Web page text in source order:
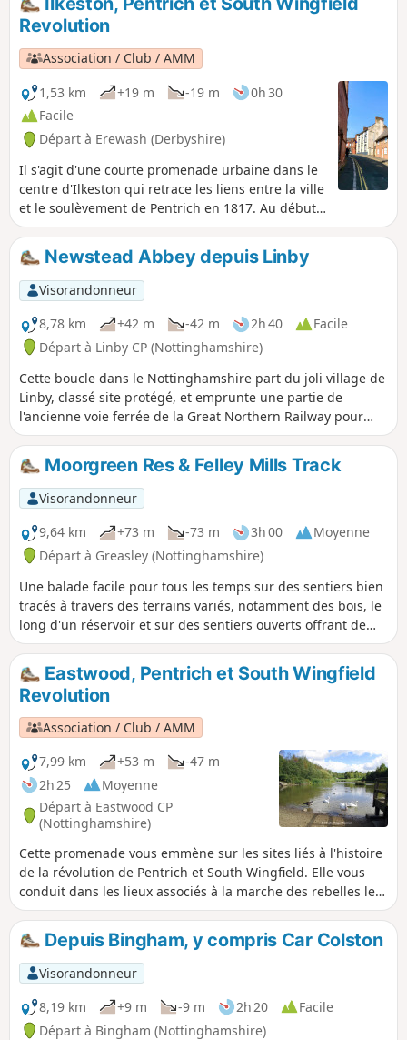
Nottingham Road depuis Eastwood. Cette
promenade vous emmène sur les lieux liés à
ces événements et suit le parcours de la
dernière partie de leur marche.Il s'agit de la
promenade n° 13 des promenades de la
révolution de Pentrich.
Revolution
Association / Club / AMM
1,53 km
+19 m -19 m
0h 30
Facile
Départ à Erewash (Derbyshire)
Il s'agit d'une courte promenade urbaine dans le
centre d'Ilkeston qui retrace les liens entre la ville
et le soulèvement de Pentrich en 1817. Au début
des années 1800, Ilkeston était un village de 2
000 habitants. William Felkin, né ici en 1795,
tricoteur ou bonnetier, est devenu maire de
Nottingham et historien respecté. Il se souvenait
que « les rues étaient sales et non pavées » et «
notait la misère sordide de leurs habitations »,
dont beaucoup « n'étaient guère mieux que des
cabanes, à l'intérieur comme à l'extérieur ».Il
s'agit de la promenade n° 23 des promenades de
la révolution de Pentrich.
Newstead Abbey depuis Linby
Visorandonneur
8,78 km
+42 m -42 m 2h 40
Facile
Départ à Linby CP (Nottinghamshire)
Cette boucle dans le Nottinghamshire part du joli village de
Linby, classé site protégé, et emprunte une partie de
l'ancienne voie ferrée de la Great Northern Railway pour
rejoindre Newstead Abbey, les ruines d'un prieuré
augustinien construit par Henri II en 1170. Le retour à Linby
se fait par Abbey Woods et le village de Papplewick.
Moorgreen Res & Felley Mills Track
Visorandonneur
9,64 km
+73 m -73 m 3h 00
Moyenne
Départ à Greasley (Nottinghamshire)
Une balade facile pour tous les temps sur des sentiers bien
tracés à travers des terrains variés, notamment des bois, le
long d'un réservoir et sur des sentiers ouverts offrant de
superbes vues sur la campagne du Nottinghamshire.
Eastwood, Pentrich et South Wingfield
Revolution
Association / Club / AMM
7,99 km
+53 m
-47 m
2h 25
Moyenne
Départ à Eastwood CP
(Nottinghamshire)
Cette promenade vous emmène sur les sites liés à l'histoire
de la révolution de Pentrich et South Wingfield. Elle vous
conduit dans les lieux associés à la marche des rebelles le
matin du 10 juin 1817.Il s'agit de la promenade n° 12 des
promenades de la révolution de Pentrich.
Depuis Bingham, y compris Car Colston
Visorandonneur
8,19 km
+9 m -9 m 2h 20
Facile
Départ à Bingham (Nottinghamshire)